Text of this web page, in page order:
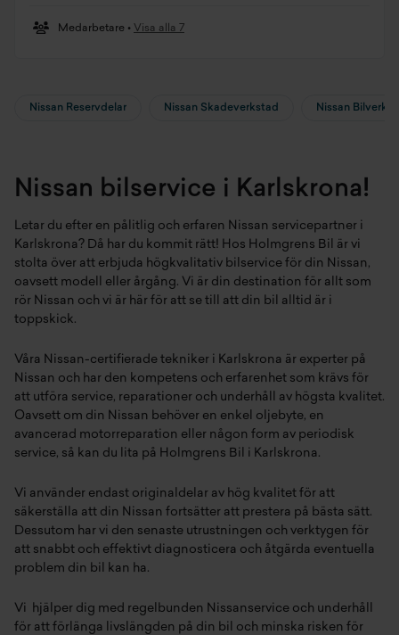
Medarbetare • Visa alla 7
Nissan Reservdelar Nissan Skadeverkstad Nissan
Nissan bilservice i Karlskrona!
Letar du efter en pålitlig och erfaren Nissan servicepartner i
Karlskrona? Då har du kommit rätt! Hos Holmgrens Bil är vi
stolta över att erbjuda högkvalitativ bilservice för din Nissan,
oavsett modell eller årgång. Vi är din destination för allt som
rör Nissan och vi är här för att se till att din bil alltid är i
toppskick.
Våra Nissan-certifierade tekniker i Karlskrona är experter på
Nissan och har den kompetens och erfarenhet som krävs för
att utföra service, reparationer och underhåll av högsta kvalitet.
Oavsett om din Nissan behöver en enkel oljebyte, en
avancerad motorreparation eller någon form av periodisk
service, så kan du lita på Holmgrens Bil i Karlskrona.
Vi använder endast originaldelar av hög kvalitet för att
säkerställa att din Nissan fortsätter att prestera på bästa sätt.
Dessutom har vi den senaste utrustningen och verktygen för
att snabbt och effektivt diagnosticera och åtgärda eventuella
problem din bil kan ha.
Vi hjälper dig med regelbunden Nissanservice och underhåll
för att förlänga livslängden på din bil och minska risken för